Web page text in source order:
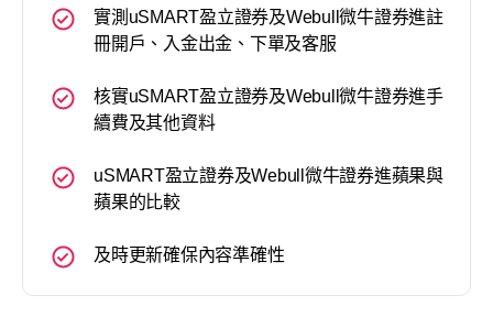
實測uSMART盈立證券及Webull微牛證券進註
冊開戶、入金出金、下單及客服
核實uSMART盈立證券及Webull微牛證券進手
續費及其他資料
uSMART盈立證券及Webull微牛證券進蘋果與
蘋果的比較
及時更新確保內容準確性